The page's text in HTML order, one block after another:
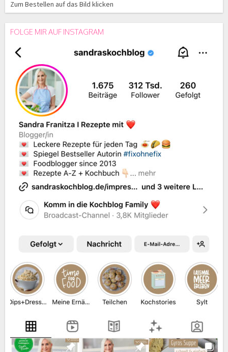
Zum Bestellen auf das Bild klicken
FOLGE MIR AUF INSTAGRAM